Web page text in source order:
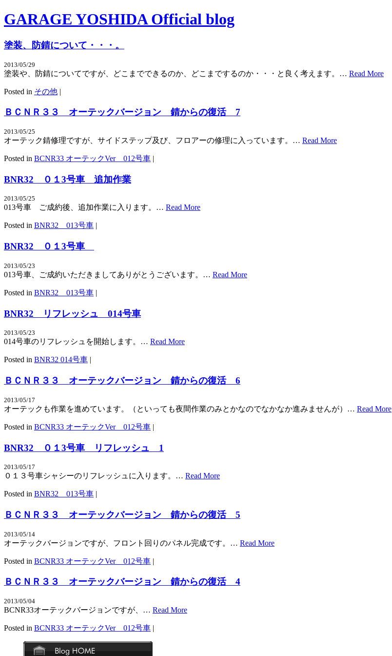
GARAGE YOSHIDA Official blog
塗装、防錆について・・・。
2013/05/29
塗装や、防錆についてですが、どこまでできるのか、どこまでするのか・・・と良く考えます。… Read More
Posted in その他 |
ＢＣＮＲ３３ オーテックバージョン 錆からの復活 7
2013/05/25
オーテック錆修理ですが、サイドステップ及び、フロアーの修理に入っています。… Read More
Posted in BCNR33 オーテックVer 012号車 |
BNR32 ０１3号車 追加作業
2013/05/25
013号車 ご成約後、追加作業に入ります。… Read More
Posted in BNR32 013号車
BNR32 ０１3号車
2013/05/23
013号車、ご成約いただきましてありがとうございます。… Read More
Posted in BNR32 013号車 |
BNR32 リフレッシュ 014号車
2013/05/23
014号車のリフレッシュを開始します。… Read More
Posted in BNR32 014号車 |
ＢＣＮＲ３３ オーテックバージョン 錆からの復活 6
2013/05/17
オーテックも作業を進めています。（といっても夜間作業のみとかなのでなかなか進みませんが）… Read More
Posted in BCNR33 オーテックVer 012号車 |
BNR32 ０１3号車 リフレッシュ 1
2013/05/17
０１３号車シャシーのリフレッシュに入ります。… Read More
Posted in BNR32 013号車 |
ＢＣＮＲ３３ オーテックバージョン 錆からの復活 5
2013/05/14
オーテックバージョンですが、フロント回りのパネル完成です。… Read More
Posted in BCNR33 オーテックVer 012号車 |
ＢＣＮＲ３３ オーテックバージョン 錆からの復活 4
2013/05/04
BCNR33オーテックバージョンですが、… Read More
Posted in BCNR33 オーテックVer 012号車 |